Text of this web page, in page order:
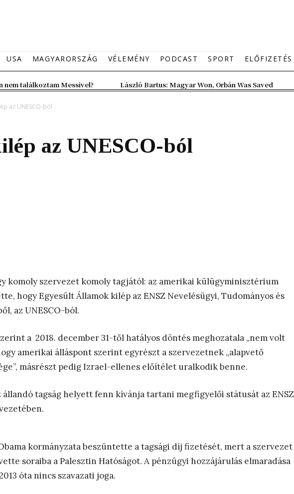
USA MAGYARORSZÁG VÉLEMÉNY PODCAST SPORT ELŐFIZETÉS
nem találkoztam Messivel? László Bartus: Magyar Won, Orbán Was Saved
az UNESCO-ból
az UNESCO-ból
komoly szervezet komoly tagjától: az amerikai külügyminisztérium
hogy Egyesült Államok kilép az ENSZ Nevelésügyi, Tudományos és
az UNESCO-ból.
a 2018. december 31-től hatályos döntés meghozatala „nem volt
amerikai álláspont szerint egyrészt a szervezetnek „alapvető
másrészt pedig Izrael-ellenes előítélet uralkodik benne.
tagság helyett fenn kívánja tartani megfigyelői státusát az ENSZ
kormányzata beszüntette a tagsági díj fizetését, mert a szervezet
soraiba a Palesztin Hatóságot. A pénzügyi hozzájárulás elmaradása
óta nincs szavazati joga.